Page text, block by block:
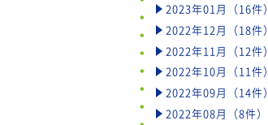
2023年01月（16件）
2022年12月（18件）
2022年11月（12件）
2022年10月（11件）
2022年09月（14件）
2022年08月（8件）